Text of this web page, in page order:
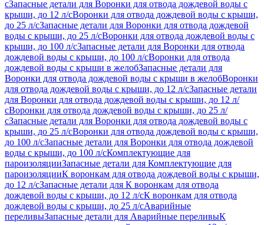
сЗапасные детали для Воронки для отвода дождевой воды с
крыши, до 12 л/сВоронки для отвода дождевой воды с крыши,
до 25 л/сЗапасные детали для Воронки для отвода дождевой
воды с крыши, до 25 л/сВоронки для отвода дождевой воды с
крыши, до 100 л/сЗапасные детали для Воронки для отвода
дождевой воды с крыши, до 100 л/сВоронки для отвода
дождевой воды с крыши в желобЗапасные детали для
Воронки для отвода дождевой воды с крыши в желобВоронки
для отвода дождевой воды с крыши, до 12 л/сЗапасные детали
для Воронки для отвода дождевой воды с крыши, до 12 л/
сВоронки для отвода дождевой воды с крыши, до 25 л/
сЗапасные детали для Воронки для отвода дождевой воды с
крыши, до 25 л/сВоронки для отвода дождевой воды с крыши,
до 100 л/сЗапасные детали для Воронки для отвода дождевой
воды с крыши, до 100 л/сКомплектующие для
пароизоляцииЗапасные детали для Комплектующие для
пароизоляцииК воронкам для отвода дождевой воды с крыши,
до 12 л/сЗапасные детали для К воронкам для отвода
дождевой воды с крыши, до 12 л/сК воронкам для отвода
дождевой воды с крыши, до 25 л/сАварийные
переливыЗапасные детали для Аварийные переливыК